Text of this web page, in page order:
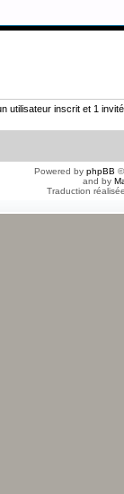
utilisateur inscrit et 1 invité
Powered by phpBB
and by
Traduction